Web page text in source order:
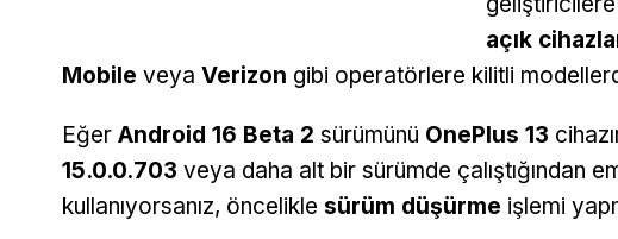
açık
Mobile veya Verizon gibi operatörlere kilitli
Eğer Android 16 Beta 2 sürümünü OnePlus 13
15.0.0.703 veya daha alt bir sürümde çalıştığından
kullanıyorsanız, öncelikle sürüm düşürme işlemi